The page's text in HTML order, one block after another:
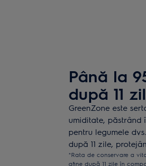
Până la
după 11
GreenZone este
umiditate,
pentru legumele
după 11 zile,
*Rata de conservare a
afine după 11 zile în